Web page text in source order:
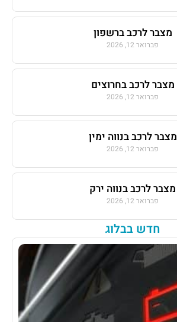
מצבר לרכב ברשפון
פברואר 12, 2026
מצבר לרכב בחרוצים
פברואר 12, 2026
מצבר לרכב בנווה ימין
פברואר 12, 2026
מצבר לרכב בנווה ירק
פברואר 12, 2026
חדש בבלוג